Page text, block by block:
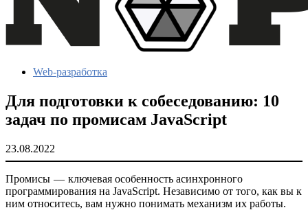
Web-разработка
Для подготовки к собеседованию: 10
задач по промисам JavaScript
23.08.2022
Промисы — ключевая особенность асинхронного
программирования на JavaScript. Независимо от того, как вы к
ним относитесь, вам нужно понимать механизм их работы.